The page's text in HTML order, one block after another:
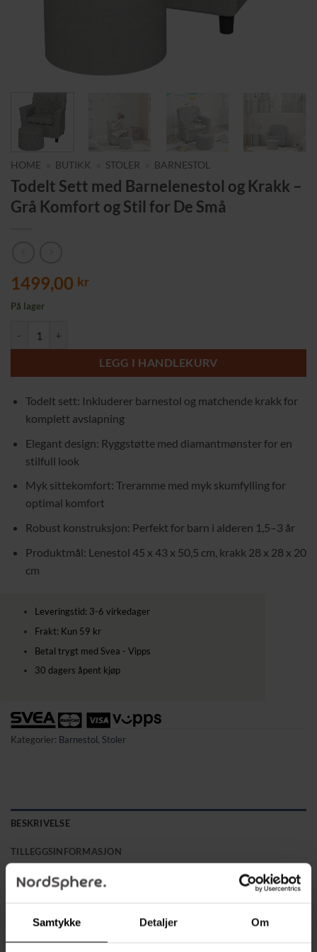
Samtykke Detaljer Om
HOME BUTIKK STOLER BARNESTOL
Todelt Sett med Barnelenestol og Krakk –
Grå Komfort og Stil for De Små
1499,00 kr
På lager
LEGG I HANDLEKURV
Todelt sett: Inkluderer barnestol og matchende krakk for
komplett avslapning
Elegant design: Ryggstøtte med diamantmønster for en
stilfull look
Myk sittekomfort: Treramme med myk skumfylling for
optimal komfort
Robust konstruksjon: Perfekt for barn i alderen 1,5–3 år
Produktmål: Lenestol 45 x 43 x 50,5 cm, krakk 28 x 28 x 20
cm
Leveringstid: 3-6 virkedager
Frakt: Kun 59 kr
Betal trygt med Svea - Vipps
30 dagers åpent kjøp
Kategorier: Barnestol, Stoler
BESKRIVELSE
TILLEGGSINFORMASJON
Skap en koselig og stilfull sitteplass for barnet ditt med dette
og en matchende krakk. Ryggstøtten har et elegant
diamantmønster som gir stolen et moderne preg, mens den